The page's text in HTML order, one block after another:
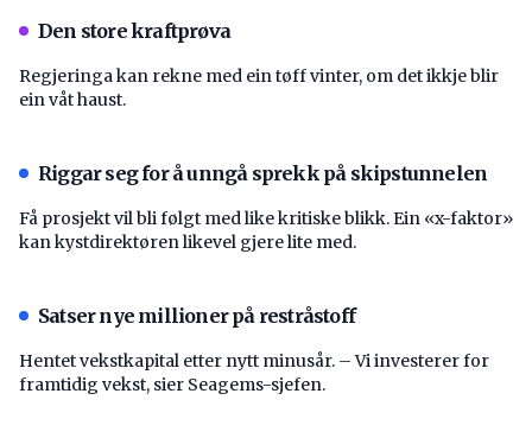
Den store kraftprøva
Regjeringa kan rekne med ein tøff vinter, om det ikkje blir
ein våt haust.
Riggar seg for å unngå sprekk på skipstunnelen
Få prosjekt vil bli følgt med like kritiske blikk. Ein «x-faktor»
kan kystdirektøren likevel gjere lite med.
Satser nye millioner på restråstoff
Hentet vekstkapital etter nytt minusår. – Vi investerer for
framtidig vekst, sier Seagems-sjefen.